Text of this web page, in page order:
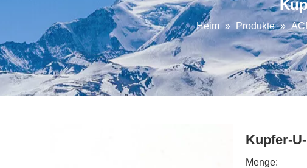
Heim » Produkte »
Kupfer-
Menge: